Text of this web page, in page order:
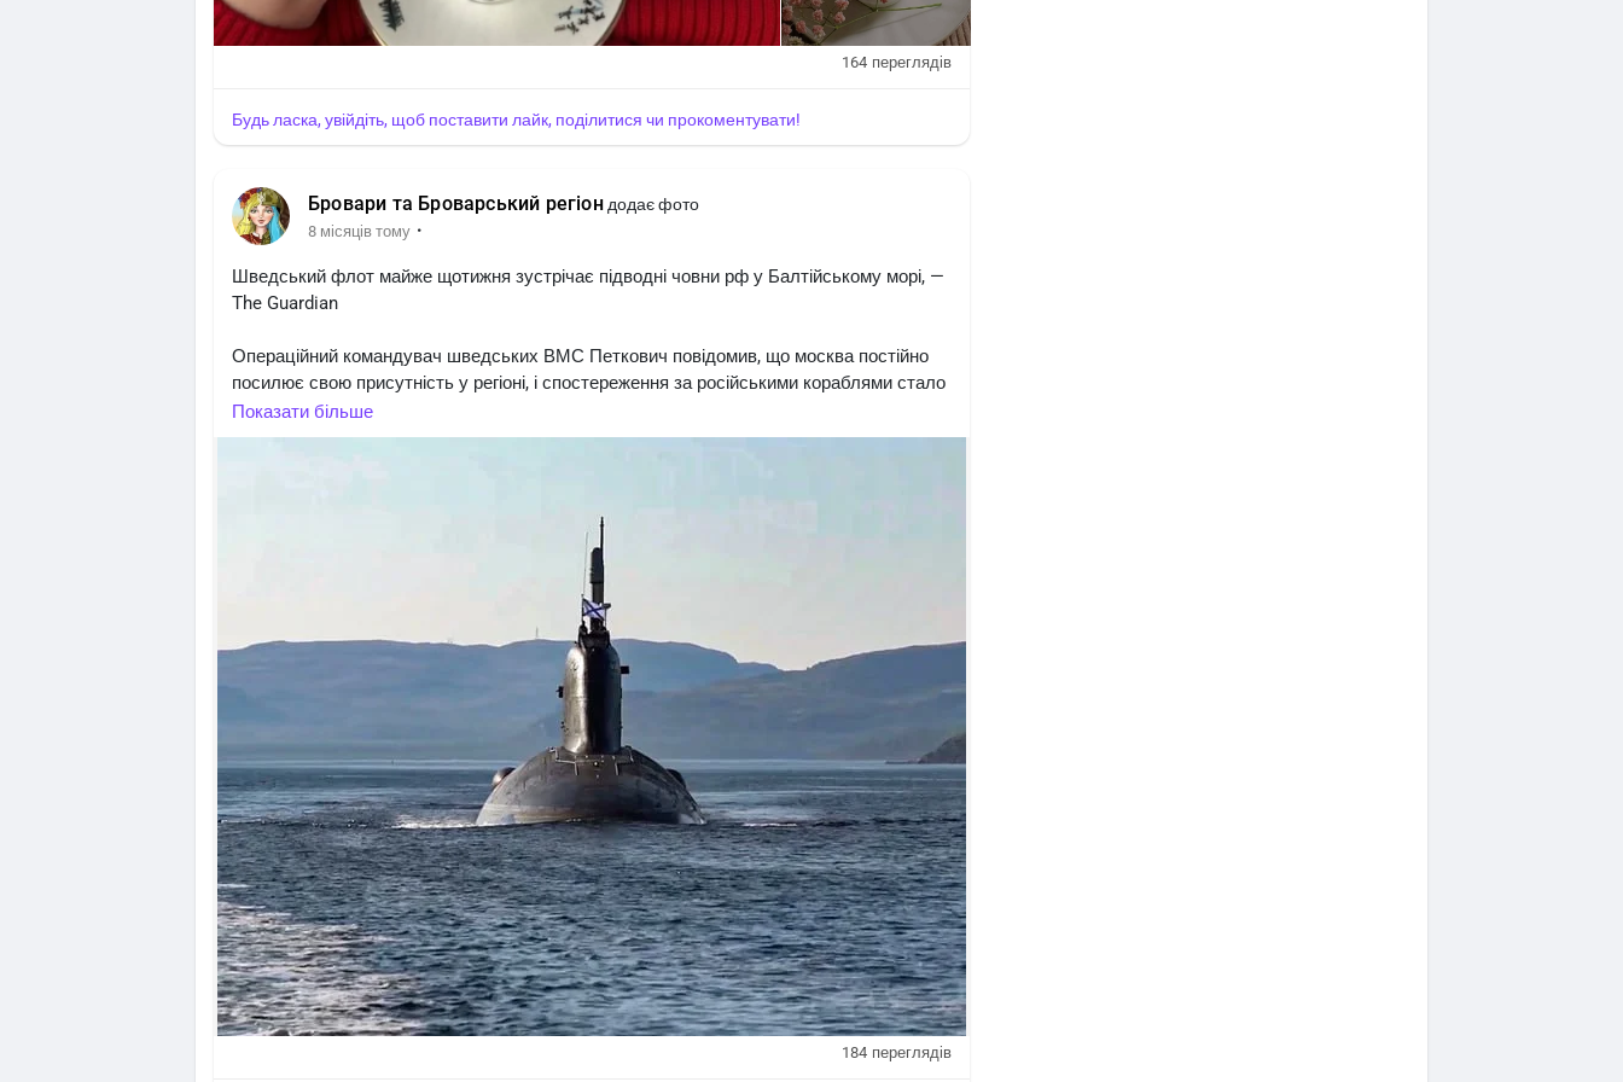
164 переглядів
Будь ласка, увійдіть, щоб поставити лайк, поділитися чи прокоментувати!
Бровари та Броварський регіон додає фото
8 місяців тому ·
Шведський флот майже щотижня зустрічає підводні човни рф у Балтійському морі, —
Тhe Guardian
Операційний командувач шведських ВМС Петкович повідомив, що москва постійно
посилює свою присутність у регіоні, і спостереження за російськими кораблями стало
звичайною частиною служби.
Він також звернув увагу на «тіньовий флот» рф, який може використовуватися для
Тіньовий флот сам по собі не є прямою військовою загрозою, але може впливати на
#world_news
#news_from_around_the_world
Показати більше
184 переглядів